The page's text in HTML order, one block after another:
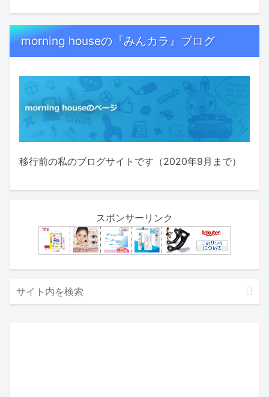
morning houseの『みんカラ』ブログ
移行前の私のブログサイトです（2020年9月まで）
スポンサーリンク